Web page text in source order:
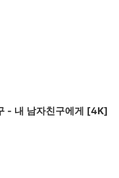
- 내 남자친구에게 [4K]